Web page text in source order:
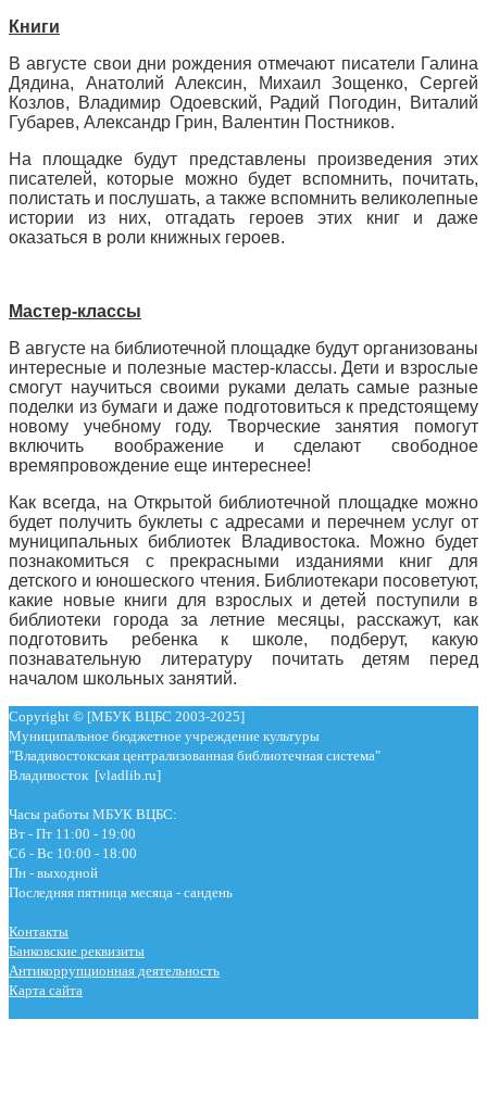
Книги
В августе свои дни рождения отмечают писатели Галина
Дядина, Анатолий Алексин, Михаил Зощенко, Сергей
Козлов, Владимир Одоевский, Радий Погодин, Виталий
Губарев, Александр Грин, Валентин Постников.
На площадке будут представлены произведения этих
писателей, которые можно будет вспомнить, почитать,
полистать и послушать, а также вспомнить великолепные
истории из них, отгадать героев этих книг и даже
оказаться в роли книжных героев.
Мастер-классы
В августе на библиотечной площадке будут организованы
интересные и полезные мастер-классы. Дети и взрослые
смогут научиться своими руками делать самые разные
поделки из бумаги и даже подготовиться к предстоящему
новому учебному году. Творческие занятия помогут
включить воображение и сделают свободное
времяпровождение еще интереснее!
Как всегда, на Открытой библиотечной площадке можно
будет получить буклеты с адресами и перечнем услуг от
муниципальных библиотек Владивостока. Можно будет
познакомиться с прекрасными изданиями книг для
детского и юношеского чтения. Библиотекари посоветуют,
какие новые книги для взрослых и детей поступили в
библиотеки города за летние месяцы, расскажут, как
подготовить ребенка к школе, подберут, какую
познавательную литературу почитать детям перед
началом школьных занятий.
Copyright © [МБУК ВЦБС 2003-2025]
Муниципальное бюджетное учреждение культуры
"Владивостокская централизованная библиотечная система"
Владивосток [vladlib.ru]
Часы работы МБУК ВЦБС:
Вт - Пт 11:00 - 19:00
Сб - Вс 10:00 - 18:00
Пн - выходной
Последняя пятница месяца - сандень
Контакты
Банковские реквизиты
Антикоррупционная деятельность
Карта сайта